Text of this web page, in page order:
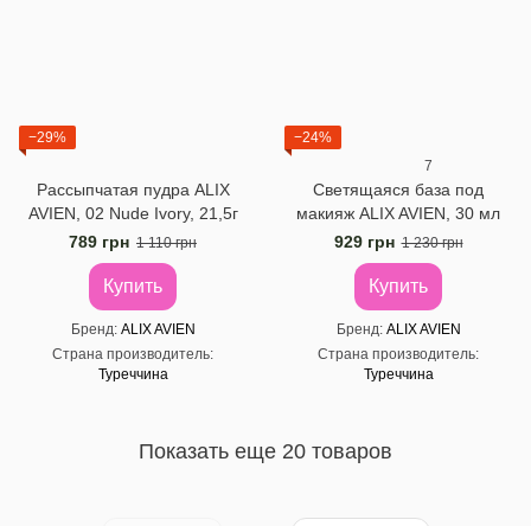
−29%
Рассыпчатая пудра ALIX
AVIEN, 02 Nude Ivory, 21,5г
789 грн 1 110 грн
Купить
Бренд ALIX AVIEN
Страна производитель
Туреччина
−24%
7
Светящаяся база под
макияж ALIX AVIEN, 30 мл
929 грн 1 230 грн
Купить
Бренд ALIX AVIEN
Страна производитель
Туреччина
Показать еще 20 товаров